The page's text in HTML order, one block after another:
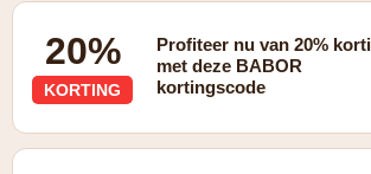
20%
KORTING
Profiteer nu van 20%
met deze BABOR
kortingscode